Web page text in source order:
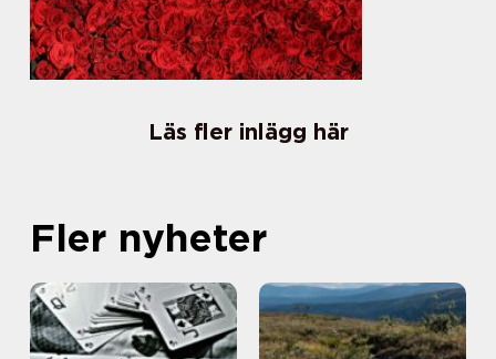
Läs fler inlägg här
Fler nyheter